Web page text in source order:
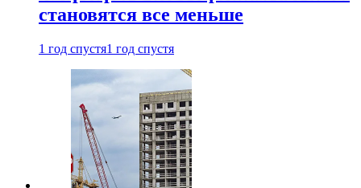
становятся все меньше
1 год спустя1 год спустя